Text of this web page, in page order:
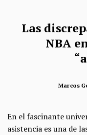
Las
NBA
Marcos
En el fascinante
asistencia es una de